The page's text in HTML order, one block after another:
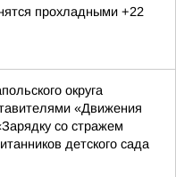
прохладными +22
округа
«Движения
со стражем
детского сада